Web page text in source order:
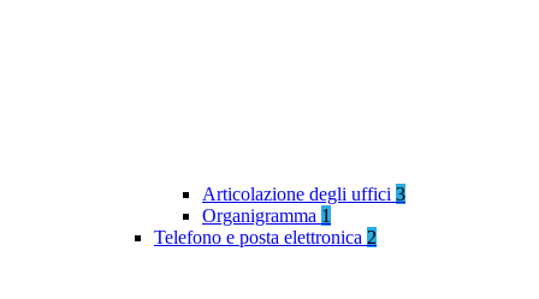
Articolazione degli uffici 3
Organigramma 1
Telefono e posta elettronica 2